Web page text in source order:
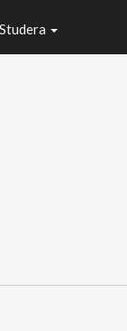
Studera